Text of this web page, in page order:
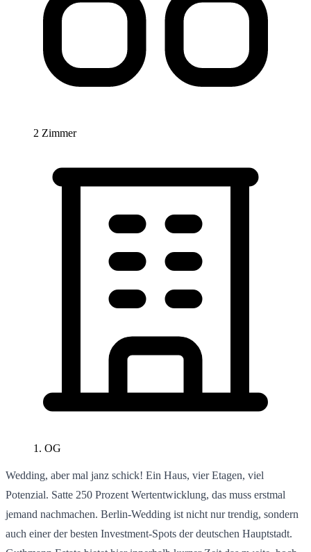
2 Zimmer
1. OG
Wedding, aber mal janz schick! Ein Haus, vier Etagen, viel
Potenzial. Satte 250 Prozent Wertentwicklung, das muss erstmal
jemand nachmachen. Berlin-Wedding ist nicht nur trendig, sondern
auch einer der besten Investment-Spots der deutschen Hauptstadt.